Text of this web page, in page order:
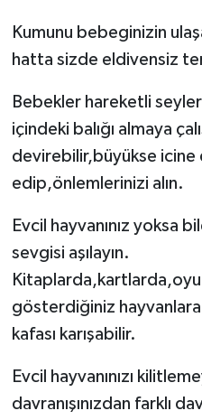
Kumunu bebeginizin
hatta sizde eldivensiz
Bebekler hareketli
içindeki balığı almaya
devirebilir,büyükse icine
edip,önlemlerinizi alın.
Evcil hayvanınız yoksa
sevgisi aşılayın.
gösterdiğiniz hayvanlara
kafası karışabilir.
Evcil hayvanınızı
davranışınızdan farklı